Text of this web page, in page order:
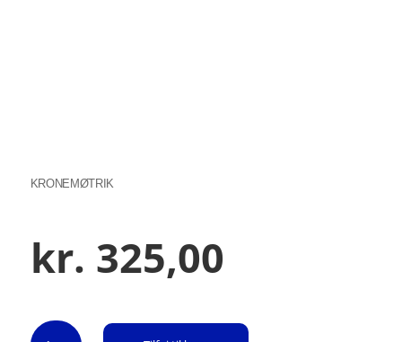
KRONEMØTRIK
kr. 325,00
Kronemøtrik